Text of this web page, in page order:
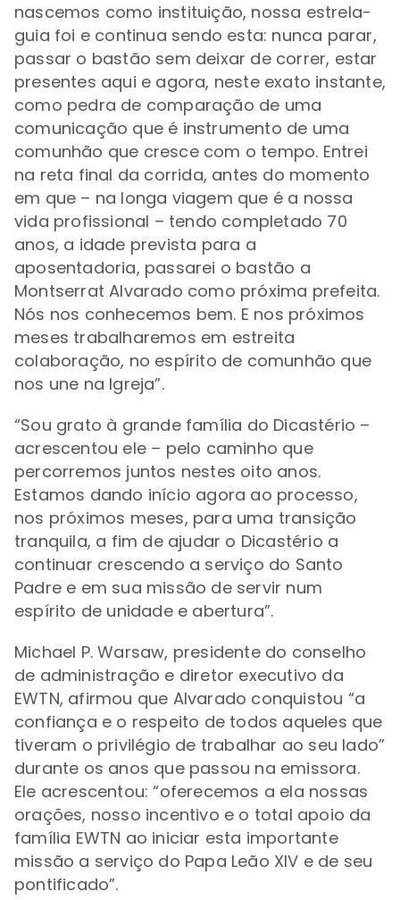
nascemos como instituição, nossa estrela-
guia foi e continua sendo esta: nunca parar,
passar o bastão sem deixar de correr, estar
presentes aqui e agora, neste exato instante,
como pedra de comparação de uma
comunicação que é instrumento de uma
comunhão que cresce com o tempo. Entrei
na reta final da corrida, antes do momento
em que – na longa viagem que é a nossa
vida profissional – tendo completado 70
anos, a idade prevista para a
aposentadoria, passarei o bastão a
Montserrat Alvarado como próxima prefeita.
Nós nos conhecemos bem. E nos próximos
meses trabalharemos em estreita
colaboração, no espírito de comunhão que
nos une na Igreja”.
“Sou grato à grande família do Dicastério –
acrescentou ele – pelo caminho que
percorremos juntos nestes oito anos.
Estamos dando início agora ao processo,
nos próximos meses, para uma transição
tranquila, a fim de ajudar o Dicastério a
continuar crescendo a serviço do Santo
Padre e em sua missão de servir num
espírito de unidade e abertura”.
Michael P. Warsaw, presidente do conselho
de administração e diretor executivo da
EWTN, afirmou que Alvarado conquistou “a
confiança e o respeito de todos aqueles que
tiveram o privilégio de trabalhar ao seu lado”
durante os anos que passou na emissora.
Ele acrescentou: “oferecemos a ela nossas
orações, nosso incentivo e o total apoio da
família EWTN ao iniciar esta importante
missão a serviço do Papa Leão XIV e de seu
pontificado”.